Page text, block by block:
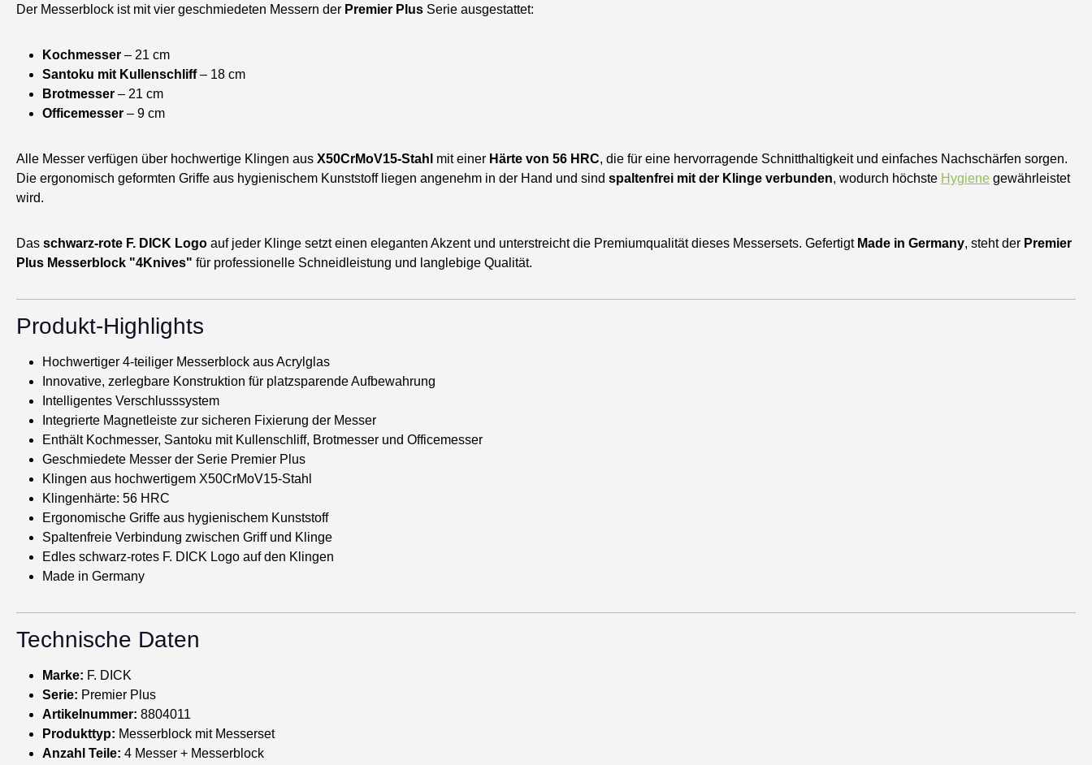
Der Messerblock ist mit vier geschmiedeten Messern der Premier Plus Serie ausgestattet:
Kochmesser – 21 cm
Santoku mit Kullenschliff– 18 cm
Brotmesser – 21 cm
Officemesser – 9 cm
Alle Messer verfügen über hochwertige Klingen aus X50CrMoV15-Stahl mit einer Härte von 56 HRC, die für eine hervorragende Schnitthaltigkeit und einfaches Nachschärfen sorgen.
Die ergonomisch geformten Griffe aus hygienischem Kunststoff liegen angenehm in der Hand und sind spaltenfrei mit der Klinge verbunden, wodurch höchste Hygiene gewährleistet
wird.
Das schwarz-rote F. DICK Logo auf jeder Klinge setzt einen eleganten Akzent und unterstreicht die Premiumqualität dieses Messersets. Gefertigt Made in Germany, steht der Premier
Plus Messerblock "4Knives" für professionelle Schneidleistung und langlebige Qualität.
Produkt-Highlights
Hochwertiger 4-teiliger Messerblock aus Acrylglas
Innovative, zerlegbare Konstruktion für platzsparende Aufbewahrung
Intelligentes Verschlusssystem
Integrierte Magnetleiste zur sicheren Fixierung der Messer
Enthält Kochmesser, Santoku mit Kullenschliff, Brotmesser und Officemesser
Geschmiedete Messer der Serie Premier Plus
Klingen aus hochwertigem X50CrMoV15-Stahl
Klingenhärte: 56 HRC
Ergonomische Griffe aus hygienischem Kunststoff
Spaltenfreie Verbindung zwischen Griff und Klinge
Edles schwarz-rotes F. DICK Logo auf den Klingen
Made in Germany
Technische Daten
Marke: F. DICK
Serie: Premier Plus
Artikelnummer: 8804011
Produkttyp: Messerblock mit Messerset
Anzahl Teile: 4 Messer + Messerblock